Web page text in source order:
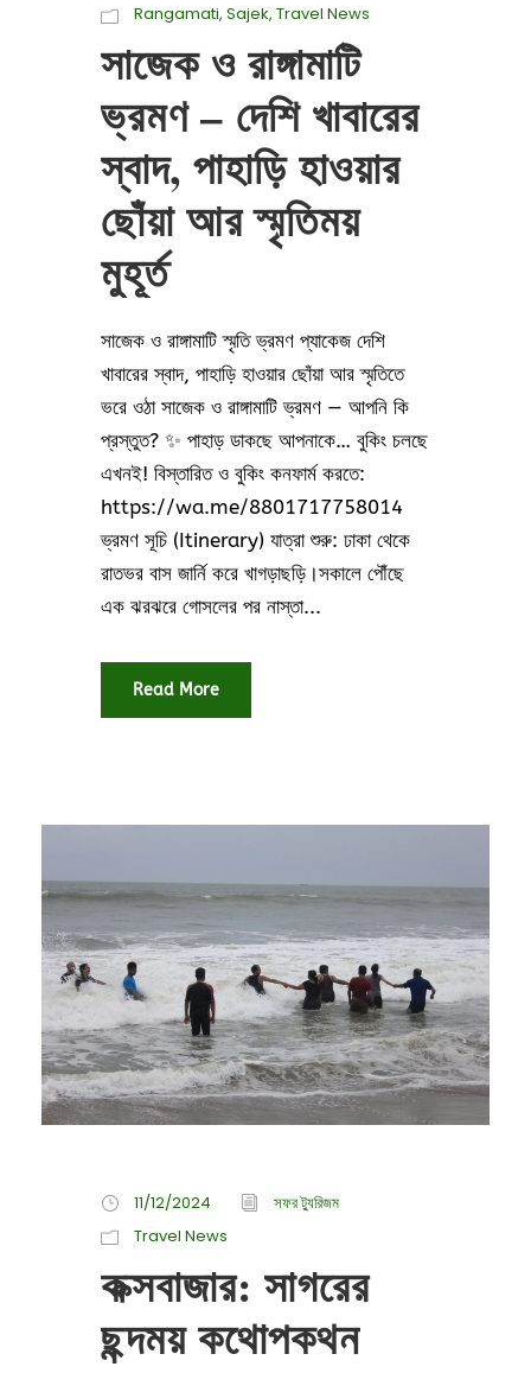
Rangamati, Sajek, Travel News
সাজেক ও রাঙ্গামাটি
ভ্রমণ – দেশি খাবারের
স্বাদ, পাহাড়ি হাওয়ার
ছোঁয়া আর স্মৃতিময়
মুহূর্ত
সাজেক ও রাঙ্গামাটি স্মৃতি ভ্রমণ প্যাকেজ দেশি
খাবারের স্বাদ, পাহাড়ি হাওয়ার ছোঁয়া আর স্মৃতিতে
ভরে ওঠা সাজেক ও রাঙ্গামাটি ভ্রমণ — আপনি কি
প্রস্তুত? ✨ পাহাড় ডাকছে আপনাকে… বুকিং চলছে
এখনই! বিস্তারিত ও বুকিং কনফার্ম করতে:
https://wa.me/8801717758014
ভ্রমণ সূচি (Itinerary) যাত্রা শুরু: ঢাকা থেকে
রাতভর বাস জার্নি করে খাগড়াছড়ি।সকালে পৌঁছে
এক ঝরঝরে গোসলের পর নাস্তা...
Read More
11/12/2024
সফর ট্যুরিজম
Travel News
কক্সবাজার: সাগরের
ছন্দময় কথোপকথন